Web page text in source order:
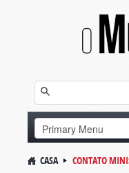
CASA CONTATO